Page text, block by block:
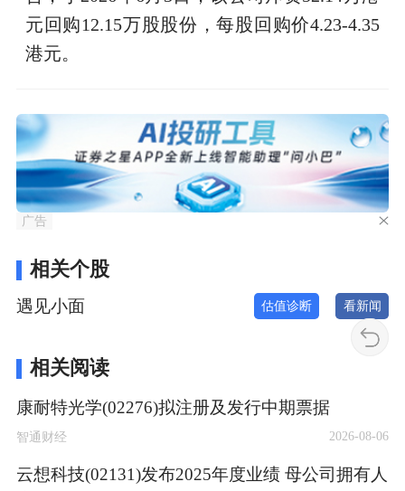
元回购12.15万股股份，每股回购价4.23-4.35
港元。
广告
相关个股
遇见小面 估值诊断 看新闻
相关阅读
康耐特光学(02276)拟注册及发行中期票据
智通财经 2026-08-06
云想科技(02131)发布2025年度业绩 母公司拥有人